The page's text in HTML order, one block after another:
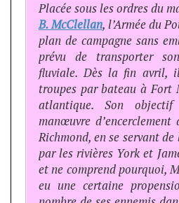
Placée sous les ordres du
B. McClellan, l’Armée du
plan de campagne sans
prévu de transporter
fluviale. Dès la fin avril,
troupes par bateau à Fort
atlantique. Son
manœuvre
Richmond, en se servant
par les rivières York et
et ne comprend pourquoi,
eu une certaine